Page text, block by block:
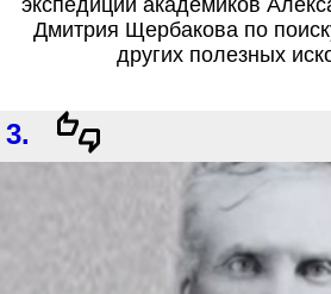
Дмитрия Щербакова по
других полезных
3.